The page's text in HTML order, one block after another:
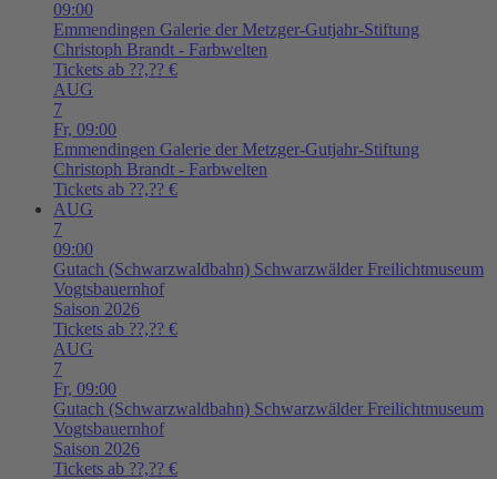
09:00
Emmendingen Galerie der Metzger-Gutjahr-Stiftung
Christoph Brandt - Farbwelten
Tickets ab ??,?? €
AUG
7
Fr, 09:00
Emmendingen Galerie der Metzger-Gutjahr-Stiftung
Christoph Brandt - Farbwelten
Tickets ab ??,?? €
AUG
7
09:00
Gutach (Schwarzwaldbahn) Schwarzwälder Freilichtmuseum
Vogtsbauernhof
Saison 2026
Tickets ab ??,?? €
AUG
7
Fr, 09:00
Gutach (Schwarzwaldbahn) Schwarzwälder Freilichtmuseum
Vogtsbauernhof
Saison 2026
Tickets ab ??,?? €